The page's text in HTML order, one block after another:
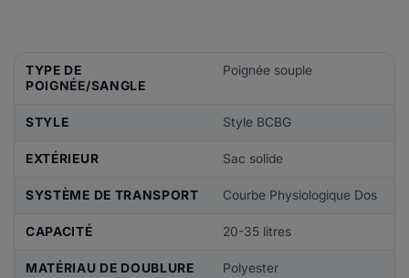
TYPE DE
POIGNÉE/SANGLE
Poignée souple
STYLE Style BCBG
EXTÉRIEUR Sac solide
SYSTÈME DE TRANSPORT Courbe Physiologique Dos
CAPACITÉ 20-35 litres
MATÉRIAU DE DOUBLURE Polyester